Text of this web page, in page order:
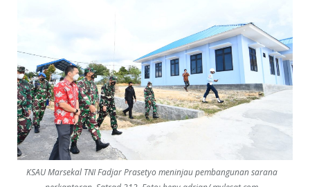
KSAU Marsekal TNI Fadjar Prasetyo meninjau pembangunan sarana